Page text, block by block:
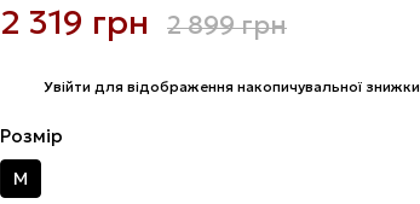
2 319 грн 2 899 грн
Увійти для відображення накопичувальної знижки
Розмір
M